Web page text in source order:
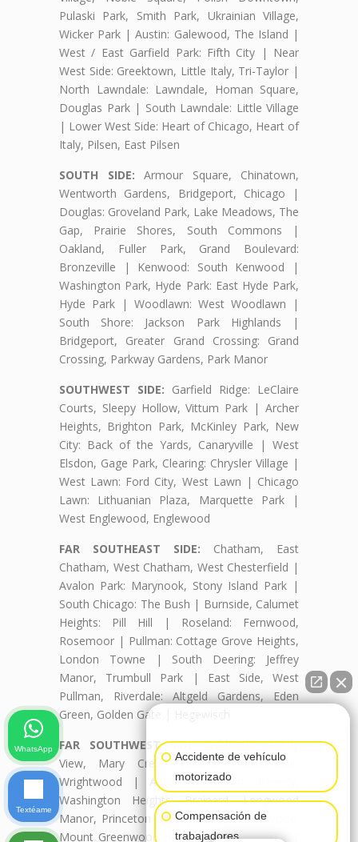
Pulaski Park, Smith Park, Ukrainian Village,
Wicker Park | Austin: Galewood, The Island |
West / East Garfield Park: Fifth City | Near
West Side: Greektown, Little Italy, Tri-Taylor |
North Lawndale: Lawndale, Homan Square,
Douglas Park | South Lawndale: Little Village
| Lower West Side: Heart of Chicago, Heart of
Italy, Pilsen, East Pilsen
SOUTH SIDE: Armour Square, Chinatown,
Wentworth Gardens, Bridgeport, Chicago |
Douglas: Groveland Park, Lake Meadows, The
Gap, Prairie Shores, South Commons |
Oakland, Fuller Park, Grand Boulevard:
Bronzeville | Kenwood: South Kenwood |
Washington Park, Hyde Park: East Hyde Park,
Hyde Park | Woodlawn: West Woodlawn |
South Shore: Jackson Park Highlands |
Bridgeport, Greater Grand Crossing: Grand
Crossing, Parkway Gardens, Park Manor
SOUTHWEST SIDE: Garfield Ridge: LeClaire
Courts, Sleepy Hollow, Vittum Park | Archer
Heights, Brighton Park, McKinley Park, New
City: Back of the Yards, Canaryville | West
Elsdon, Gage Park, Clearing: Chrysler Village |
West Lawn: Ford City, West Lawn | Chicago
Lawn: Lithuanian Plaza, Marquette Park |
West Englewood, Englewood
FAR SOUTHEAST SIDE: Chatham, East
Chatham, West Chatham, West Chesterfield |
Avalon Park: Marynook, Stony Island Park |
South Chicago: The Bush | Burnside, Calumet
Heights: Pill Hill | Roseland: Fernwood,
Rosemoor | Pullman: Cottage Grove Heights,
London Towne | South Deering: Jeffrey
Manor, Trumbull Park | East Side, West
Pullman, Riverdale: Altgeld Gardens, Eden
Green, Golden Gate | Hegewisch
FAR SOUTHWEST SIDE:Ashburn: Beverly
View, Mary Crest, Parkview, Scottsdale,
Wrightwood | Auburn Gresham, Beverly,
Washington Heights: Brainerd, Longwood
Manor, Princeton Park | Mount Greenwood:
Mount Greenwood Heights, Talley's Corner |
Accidente de vehículo
motorizado
Compensación de
trabajadores
WhatsApp
Textéame